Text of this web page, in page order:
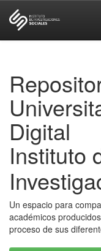
Digital
Instituto
Un espacio para
académicos
proceso de sus